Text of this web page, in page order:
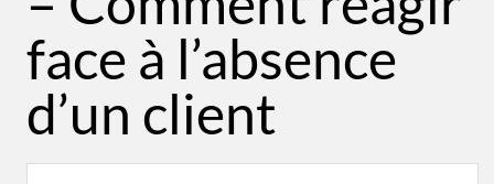
face à l’absence
d’un client